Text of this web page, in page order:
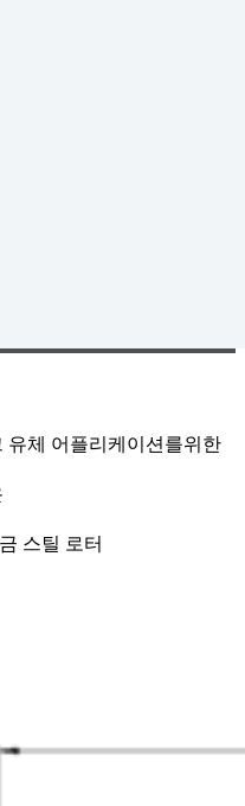
유체 어플리케이션를위한
스틸 로터